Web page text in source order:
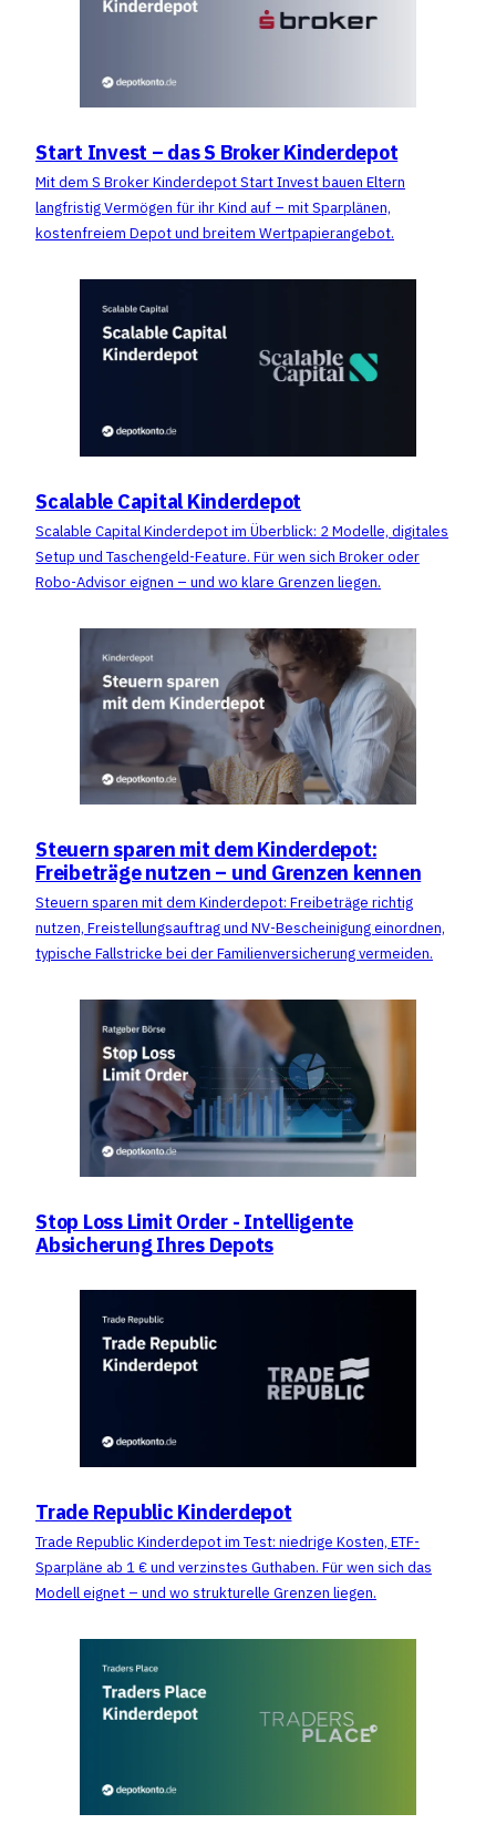
Start Invest – das S Broker Kinderdepot
Mit dem S Broker Kinderdepot Start Invest bauen Eltern
langfristig Vermögen für ihr Kind auf – mit Sparplänen,
kostenfreiem Depot und breitem Wertpapierangebot.
Scalable Capital Kinderdepot
Scalable Capital Kinderdepot im Überblick: 2 Modelle, digitales
Setup und Taschengeld-Feature. Für wen sich Broker oder
Robo-Advisor eignen – und wo klare Grenzen liegen.
Steuern sparen mit dem Kinderdepot:
Freibeträge nutzen – und Grenzen kennen
Steuern sparen mit dem Kinderdepot: Freibeträge richtig
nutzen, Freistellungsauftrag und NV-Bescheinigung einordnen,
typische Fallstricke bei der Familienversicherung vermeiden.
Stop Loss Limit Order - Intelligente
Absicherung Ihres Depots
Trade Republic Kinderdepot
Trade Republic Kinderdepot im Test: niedrige Kosten, ETF-
Sparpläne ab 1 € und verzinstes Guthaben. Für wen sich das
Modell eignet – und wo strukturelle Grenzen liegen.